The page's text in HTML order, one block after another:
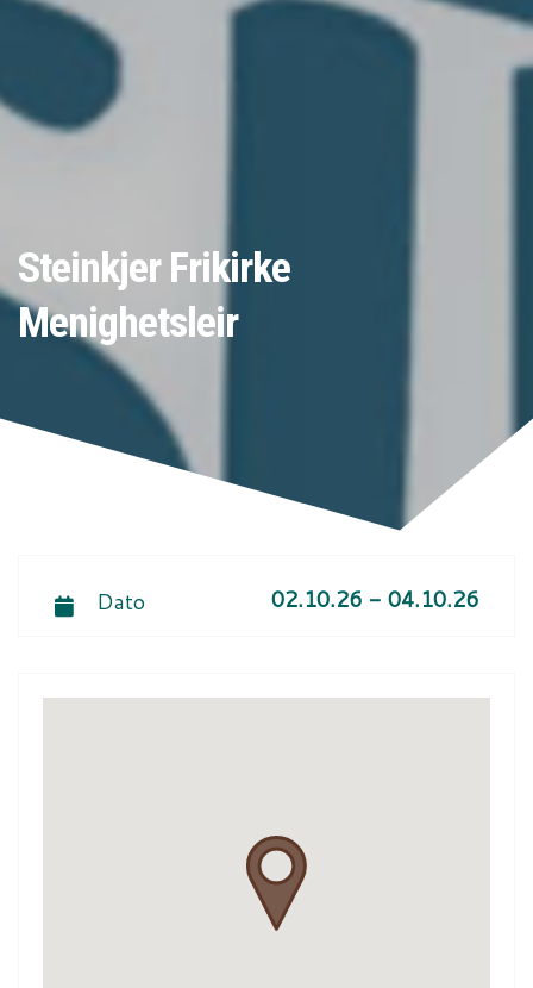
Steinkjer Frikirke
Menighetsleir
Dato 02.10.26 - 04.10.26